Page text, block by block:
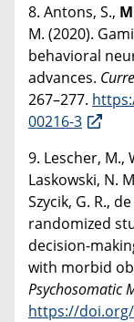
8. Antons, S.,
M. (2020).
behavioral
advances.
267–277.
00216-3
9. Lescher, M.,
Laskowski, N.
Szycik, G. R.,
randomized
decision-
with morbid
Psychosomatic
https://doi.org/